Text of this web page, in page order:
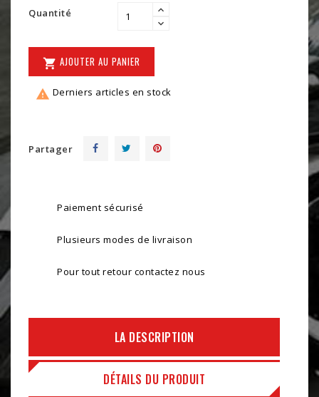
Quantité
 AJOUTER AU PANIER
 Derniers articles en stock
Partager
Paiement sécurisé
Plusieurs modes de livraison
Pour tout retour contactez nous
LA DESCRIPTION
DÉTAILS DU PRODUIT